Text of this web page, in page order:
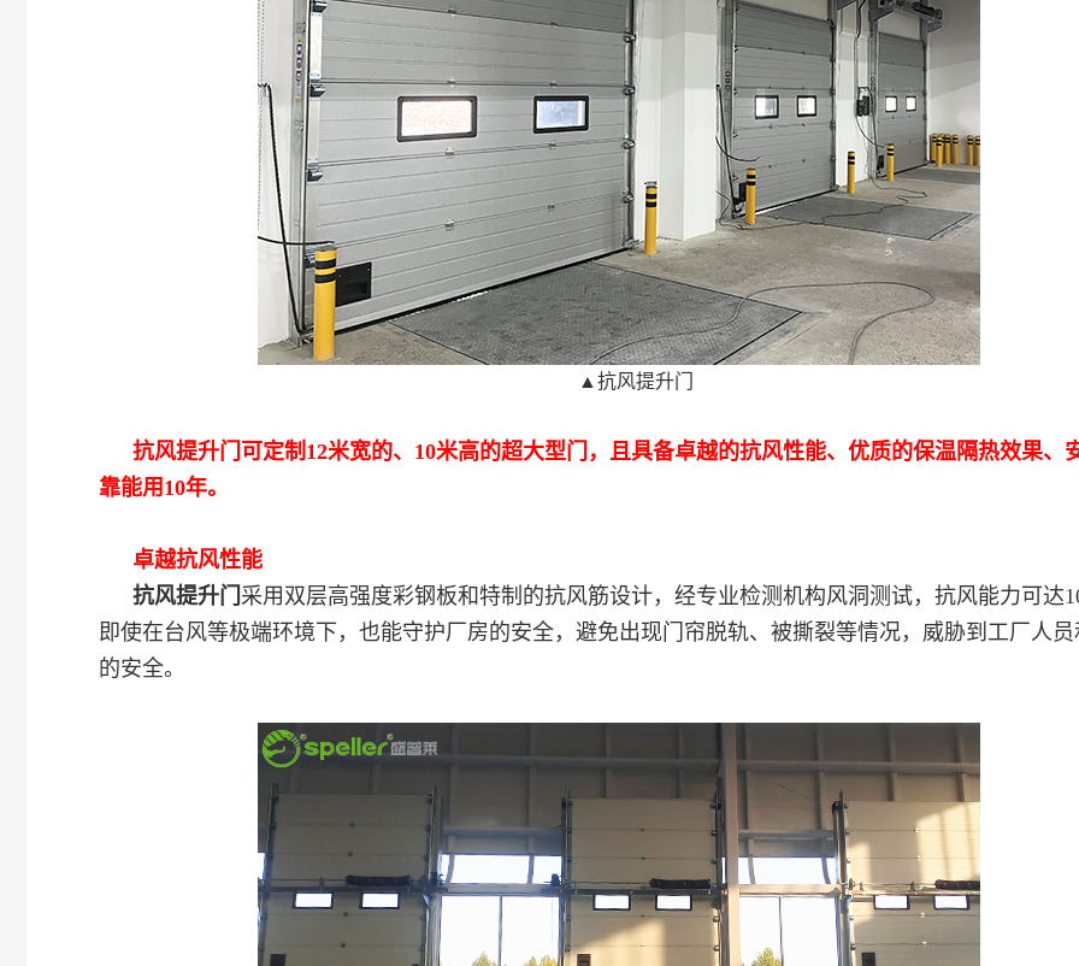
▲抗风提升门
抗风提升门 可定制12米宽的、10米高的超大型门，且具备卓越的抗风性能、优质的保温隔热效果、
靠能用10年。
卓越抗风性能
抗风提升门 采用双层高强度彩钢板和特制的抗风筋设计，经专业检测机构风洞测试，抗风能力可达
即使在台风等极端环境下，也能守护厂房的安全，避免出现门帘脱轨、被撕裂等情况，威胁到工厂人
的安全。